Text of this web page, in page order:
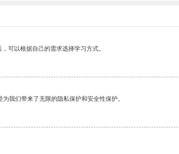
可以根据自己的需求选择学习方式。
我们带来了无限的隐私保护和安全性保护。